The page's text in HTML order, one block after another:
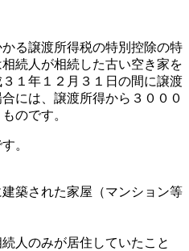
る譲渡所得税の特別控除の特
続人が相続した古い空き家を
１年１２月３１日の間に譲渡
には、譲渡所得から３０００
のです。
。
築された家屋（マンション等
人のみが居住していたこと